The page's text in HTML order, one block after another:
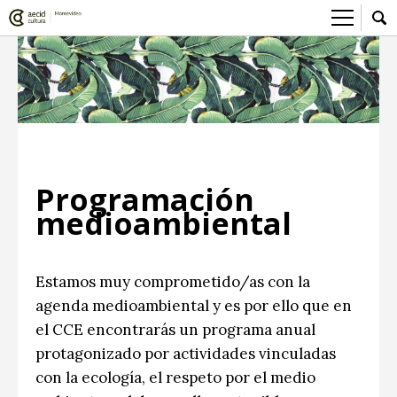
Sobre el Centro Cultural
Red AECID
Equipo
Visítanos
Actividades
> Go to Actividades
Inscriptions
Participa
Buzón de sugerencias
Convocatorias
> Go to Convocatorias
Convocatorias CCE
Convocatorias externas
Medios
Sala de Prensa
CCE Medios
Mediateca
> Go to Mediateca
Ludoteca
Comicteca
Ciencia y Tecnología
Cine
Escénicas
Programación
medioambiental
Estamos muy comprometido/as con la
agenda medioambiental y es por ello que en
el CCE encontrarás un programa anual
protagonizado por actividades vinculadas
con la ecología, el respeto por el medio